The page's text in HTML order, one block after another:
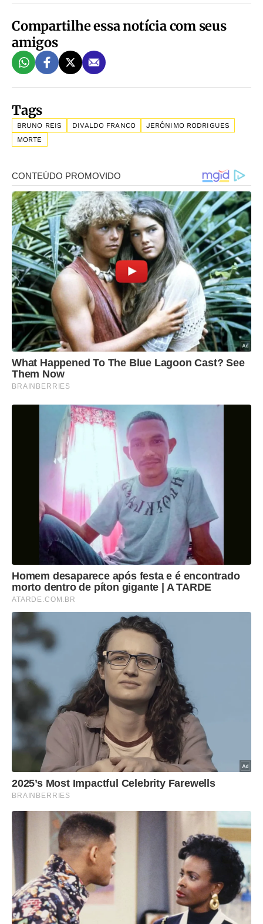
Compartilhe essa notícia com seus
amigos
Tags
BRUNO REIS DIVALDO FRANCO
JERÔNIMO RODRIGUES
MORTE